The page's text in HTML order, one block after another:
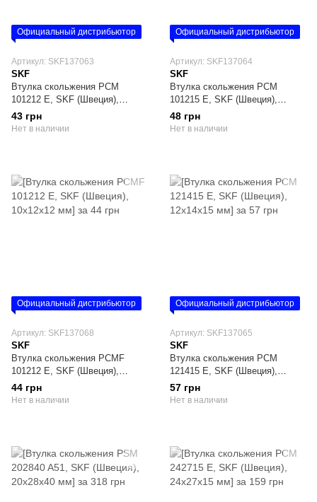
Официальный дистрибьютор
Артикул: SKF137063
SKF
Втулка скольжения PCM
101212 E, SKF (Швеция),
10х12х12 мм
43 грн
Нет в наличии
Официальный дистрибьютор
Артикул: SKF137064
SKF
Втулка скольжения PCM
101215 E, SKF (Швеция),
10х12х15 мм
48 грн
Нет в наличии
Официальный дистрибьютор
Артикул: SKF137068
SKF
Втулка скольжения PCMF
101212 E, SKF (Швеция),
10х12х12 мм
44 грн
Нет в наличии
Официальный дистрибьютор
Артикул: SKF137065
SKF
Втулка скольжения PCM
121415 E, SKF (Швеция),
12х14х15 мм
57 грн
Нет в наличии